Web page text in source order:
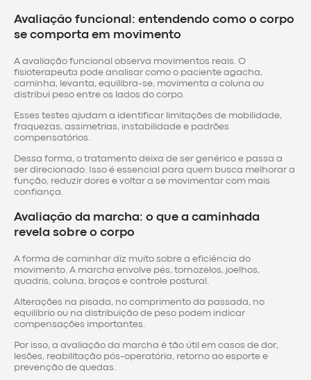
Avaliação funcional: entendendo como o corpo
se comporta em movimento
A avaliação funcional observa movimentos reais. O
fisioterapeuta pode analisar como o paciente agacha,
caminha, levanta, equilibra-se, movimenta a coluna ou
distribui peso entre os lados do corpo.
Esses testes ajudam a identificar limitações de mobilidade,
fraquezas, assimetrias, instabilidade e padrões
compensatórios.
Dessa forma, o tratamento deixa de ser genérico e passa a
ser direcionado. Isso é essencial para quem busca melhorar a
função, reduzir dores e voltar a se movimentar com mais
confiança.
Avaliação da marcha: o que a caminhada
revela sobre o corpo
A forma de caminhar diz muito sobre a eficiência do
movimento. A marcha envolve pés, tornozelos, joelhos,
quadris, coluna, braços e controle postural.
Alterações na pisada, no comprimento da passada, no
equilíbrio ou na distribuição de peso podem indicar
compensações importantes.
Por isso, a avaliação da marcha é tão útil em casos de dor,
lesões, reabilitação pós-operatória, retorno ao esporte e
prevenção de quedas.